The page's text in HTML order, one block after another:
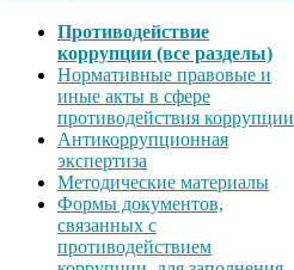
Противодействие
коррупции (все разделы)
Нормативные правовые и
иные акты в сфере
противодействия коррупции
Антикоррупционная
экспертиза
Методические материалы
Формы документов,
связанных с
противодействием